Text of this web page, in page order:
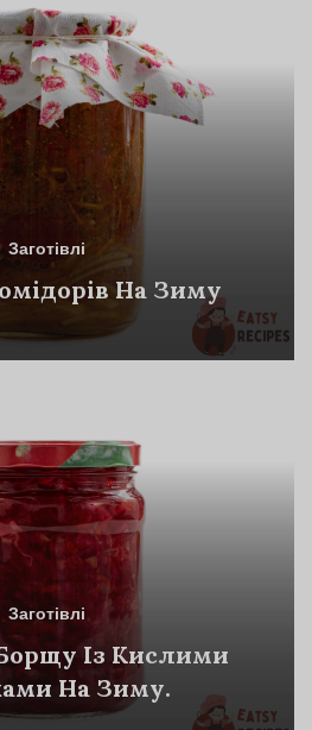
Заготівлі
На Зиму
Заготівлі
Із Кислими
На Зиму.